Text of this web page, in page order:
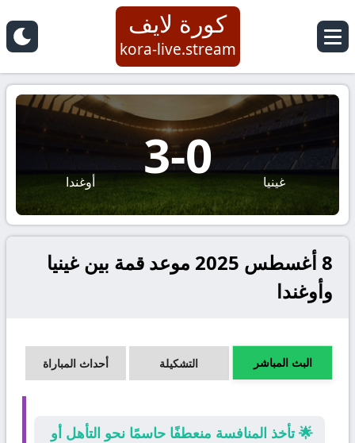
كورة لايف
kora-live.stream
غينيا 0
-
3 أوغندا
8 أغسطس 2025 موعد قمة بين غينيا
وأوغندا
البث المباشر التشكيلة أحداث المباراة
🌟 تأخذ المنافسة منعطفًا حاسمًا نحو التأهل أو